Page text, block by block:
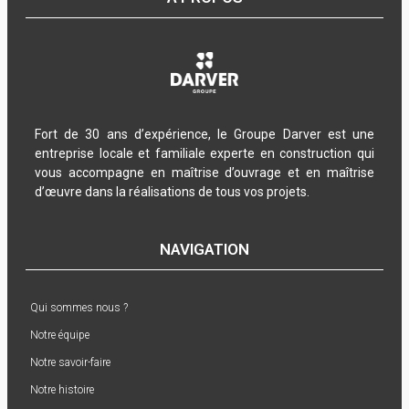
Fort de 30 ans d’expérience, le Groupe Darver est une
entreprise locale et familiale experte en construction qui
vous accompagne en maîtrise d’ouvrage et en maîtrise
d’œuvre dans la réalisations de tous vos projets.
NAVIGATION
Qui sommes nous ?
Notre équipe
Notre savoir-faire
Notre histoire